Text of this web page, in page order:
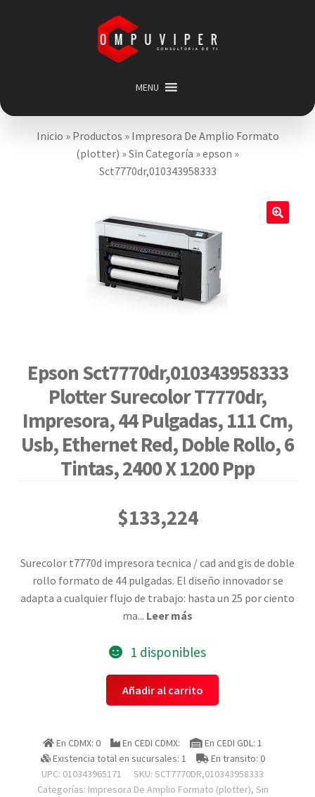
Saltar
navegación
contenido
MENU
Inicio
Categorias
Expandir
menú
Promociones
Mi cuenta
Acerca de
Inicio » Productos » Impresora De Amplio Formato
(plotter) »Sin Categoría »epson »
Sct7770dr,010343958333
Epson Sct7770dr,010343958333
Plotter Surecolor T7770dr,
Impresora, 44 Pulgadas, 111 Cm,
Usb, Ethernet Red, Doble Rollo, 6
Tintas, 2400 X 1200 Ppp
$133,224
Surecolor t7770d impresora tecnica / cad and gis de doble
rollo formato de 44 pulgadas. El diseño innovador se
adapta a cualquier flujo de trabajo: hasta un 25 por ciento
ma... Leer más
1 disponibles
Epson
Sct7770dr,010343958333
Surecolor
T7770dr,
Impresora,
44
Añadir al carrito
En CDMX: 0 En CEDI CDMX:
En CEDI GDL: 1
Existencia total en sucursales: 1
En transito: 0
UPC: 010343965171
SKU: SCT7770DR,010343958333
Categorías: Impresora De Amplio Formato (plotter), Sin